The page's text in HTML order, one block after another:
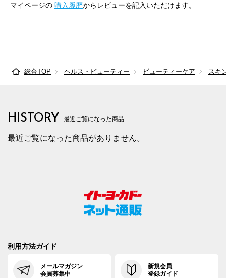
マイページの 購入履歴からレビューを記入いただけます。
総合TOP ヘルス・ビューティー ビューティーケア スキ
HISTORY 最近ご覧になった商品
最近ご覧になった商品がありません。
利用方法ガイド
メールマガジン
会員募集中
新規会員
登録ガイド